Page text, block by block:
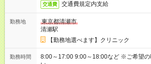
交通費 交通費規定内支給
勤務地
東京都清瀬市
清瀬駅
【勤務地選べます】クリニック
勤務時間
8:00～17:00 9:00～18:00など ※ご希望の